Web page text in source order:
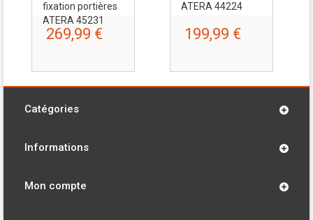
fixation portières
ATERA 45231
269,99 €
ATERA 44224
199,99 €
Catégories
Informations
Mon compte